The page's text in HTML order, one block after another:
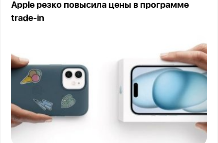
Apple резко повысила цены в программе
trade-in